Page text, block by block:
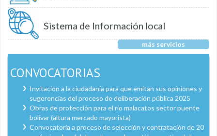
Sistema de Información local
más servicios
CONVOCATORIAS
Invitación a la ciudadanía para que emitan sus opiniones y
sugerencias del proceso de deliberación pública 2025
Obras de protección para el río malacatos sector puente
bolívar (altura mercado mayorista)
Convocatoria a proceso de selección y contratación de 20